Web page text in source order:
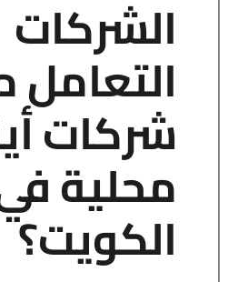
الشركات
التعامل
شركات
محلية
الكويت؟